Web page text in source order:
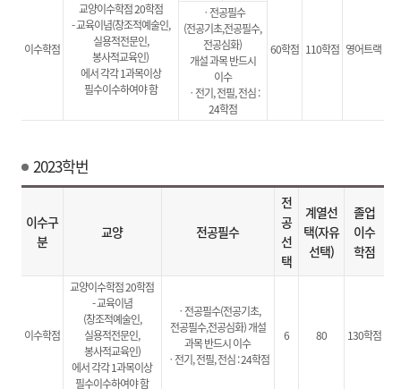
이수학점
교양이수학점 20학점
- 교육이념(창조적예술인,
실용적전문인,
봉사적교육인)
에서 각각 1과목이상
필수이수하여야 함
60학점 110학점 영어트랙
ㆍ전공필수
(전공기초,전공필수,
전공심화)
개설 과목 반드시
이수
ㆍ전기, 전필, 전심 :
24학점
2023학번
이수구
분
교양 전공필수
전
공
선
택
계열선
택(자유
선택)
졸업
이수
학점
이수학점
교양이수학점 20학점
- 교육이념
(창조적예술인,
실용적전문인,
봉사적교육인)
에서 각각 1과목이상
필수이수하여야 함
ㆍ전공필수(전공기초,
전공필수,전공심화) 개설
과목 반드시 이수
ㆍ전기, 전필, 전심 : 24학점
6 80 130학점